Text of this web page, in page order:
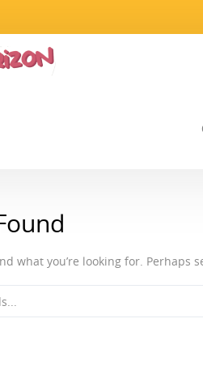
what you’re looking for. Perhaps